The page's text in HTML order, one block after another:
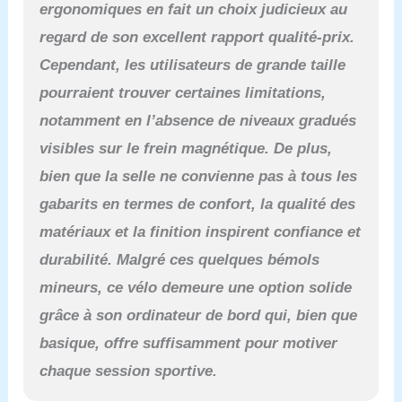
temps, la distance, la
vitesse et les calories.
Avec le support intégré
pour téléphone, vous
pouvez diffuser vos
vidéos de fitness
des conseils
d’entraînement
ergomètre pliable
MERACH est le choix
sport à domicile!
[Spécifications &
fitness pliable avec cadre
en acier renforcé et pieds
aux utilisateurs plus
ergonomiques en fait un choix judicieux au
regard de son excellent rapport qualité-prix.
Cependant, les utilisateurs de grande taille
pourraient trouver certaines limitations,
notamment en l’absence de niveaux gradués
visibles sur le frein magnétique. De plus,
bien que la selle ne convienne pas à tous les
gabarits en termes de confort, la qualité des
matériaux et la finition inspirent confiance et
durabilité. Malgré ces quelques bémols
mineurs, ce vélo demeure une option solide
grâce à son ordinateur de bord qui, bien que
basique, offre suffisamment pour motiver
chaque session sportive.